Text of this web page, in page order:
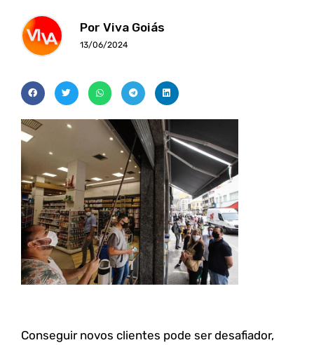
Por Viva Goiás
13/06/2024
Conseguir novos clientes pode ser desafiador,